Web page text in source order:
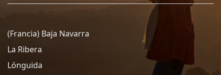
(Francia) Baja Navarra
La Ribera
Lónguida